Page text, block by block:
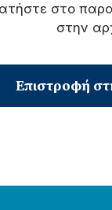
στο
στην
Επιστροφή